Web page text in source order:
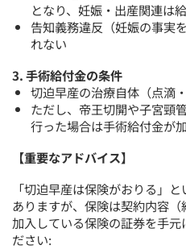
となり、妊娠・出産関連は
告知義務違反（妊娠の事実
れない
3. 手術給付金の条件
切迫早産の治療自体（点滴
ただし、帝王切開や子宮頸
行った場合は手術給付金が
【重要なアドバイス】
「切迫早産は保険がおりる」
ありますが、保険は契約内容
加入している保険の証券を手
ださい: